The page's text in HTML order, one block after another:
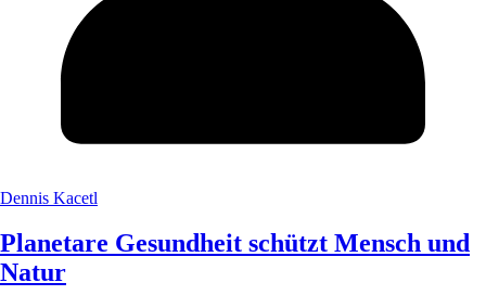
Dennis Kacetl
Planetare Gesundheit schützt Mensch und
Natur